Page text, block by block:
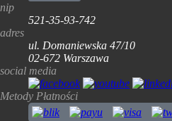
nip
521-35-93-742
adres
ul. Domaniewska 47/10
02-672 Warszawa
social media
Metody Płatności